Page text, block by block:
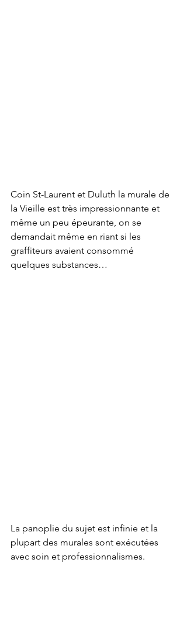
Coin St-Laurent et Duluth la murale de
la Vieille est très impressionnante et
même un peu épeurante, on se
demandait même en riant si les
graffiteurs avaient consommé
quelques substances…
La panoplie du sujet est infinie et la
plupart des murales sont exécutées
avec soin et professionnalismes.